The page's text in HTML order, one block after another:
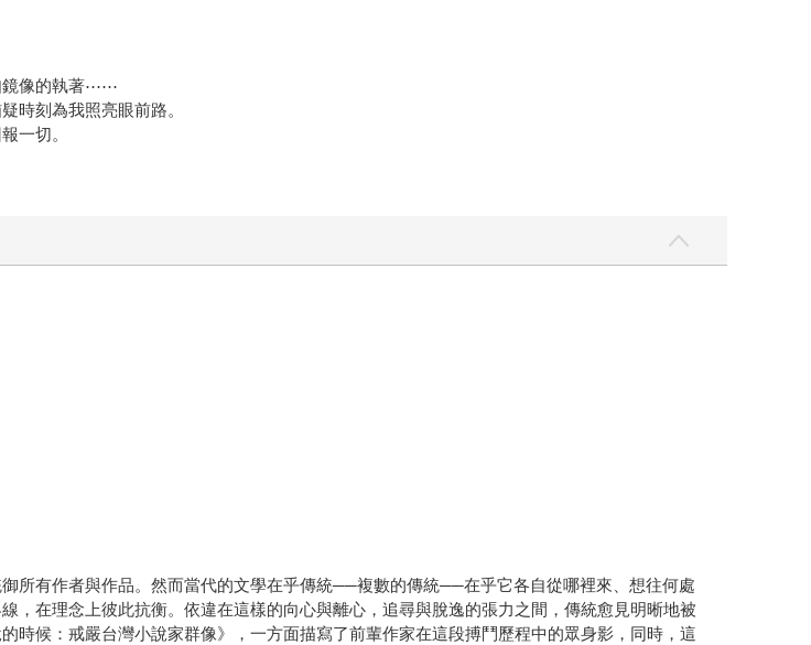
鏡像的執著⋯⋯
時刻為我照亮眼前路。
一切。
所有作者與作品。然而當代的文學在乎傳統──複數的傳統──在乎它各自從哪裡來、想往何處
，在理念上彼此抗衡。依違在這樣的向心與離心，追尋與脫逸的張力之間，傳統愈見明晰地被
時候：戒嚴台灣小說家群像》，一方面描寫了前輩作家在這段搏鬥歷程中的眾身影，同時，這